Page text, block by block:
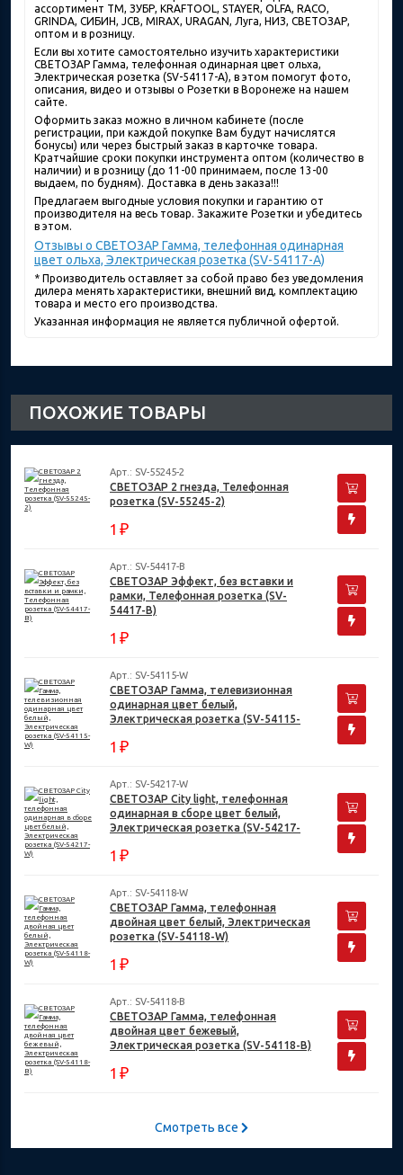
ассортимент ТМ, ЗУБР, KRAFTOOL, STAYER, OLFA, RACO,
GRINDA, СИБИН, JCB, MIRAX, URAGAN, Луга, НИЗ, СВЕТОЗАР,
оптом и в розницу.
Если вы хотите самостоятельно изучить характеристики
СВЕТОЗАР Гамма, телефонная одинарная цвет ольха,
Электрическая розетка (SV-54117-A), в этом помогут фото,
описания, видео и отзывы о Розетки в Воронеже на нашем
сайте.
Оформить заказ можно в личном кабинете (после
регистрации, при каждой покупке Вам будут начислятся
бонусы) или через быстрый заказ в карточке товара.
Кратчайшие сроки покупки инструмента оптом (количество в
наличии) и в розницу (до 11-00 принимаем, после 13-00
выдаем, по будням). Доставка в день заказа!!!
Предлагаем выгодные условия покупки и гарантию от
производителя на весь товар. Закажите Розетки и убедитесь
в этом.
Отзывы о СВЕТОЗАР Гамма, телефонная одинарная
цвет ольха, Электрическая розетка (SV-54117-A)
* Производитель оставляет за собой право без уведомления
дилера менять характеристики, внешний вид, комплектацию
товара и место его производства.
Указанная информация не является публичной офертой.
ПОХОЖИЕ ТОВАРЫ
Арт.: SV-55245-2
СВЕТОЗАР 2 гнезда, Телефонная
розетка (SV-55245-2)
1 ₽
Арт.: SV-54417-B
СВЕТОЗАР Эффект, без вставки и
рамки, Телефонная розетка (SV-
54417-B)
1 ₽
Арт.: SV-54115-W
СВЕТОЗАР Гамма, телевизионная
одинарная цвет белый,
Электрическая розетка (SV-54115-
1 ₽
Арт.: SV-54217-W
СВЕТОЗАР City light, телефонная
одинарная в сборе цвет белый,
Электрическая розетка (SV-54217-
1 ₽
Арт.: SV-54118-W
СВЕТОЗАР Гамма, телефонная
двойная цвет белый, Электрическая
розетка (SV-54118-W)
1 ₽
Арт.: SV-54118-B
СВЕТОЗАР Гамма, телефонная
двойная цвет бежевый,
Электрическая розетка (SV-54118-B)
1 ₽
Смотреть все